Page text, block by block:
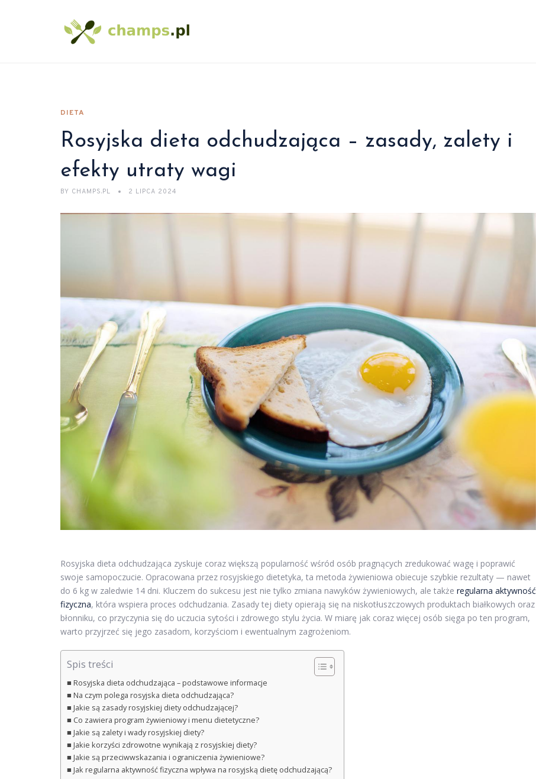
DIETA
Rosyjska dieta odchudzająca – zasady, zalety i
efekty utraty wagi
BY CHAMPS.PL 2 LIPCA 2024
Rosyjska dieta odchudzająca zyskuje coraz większą popularność wśród osób pragnących zredukować wagę i poprawić
swoje samopoczucie. Opracowana przez rosyjskiego dietetyka, ta metoda żywieniowa obiecuje szybkie rezultaty — nawet
do 6 kg w zaledwie 14 dni. Kluczem do sukcesu jest nie tylko zmiana nawyków żywieniowych, ale także regularna aktywność
fizyczna, która wspiera proces odchudzania. Zasady tej diety opierają się na niskotłuszczowych produktach białkowych oraz
błonniku, co przyczynia się do uczucia sytości i zdrowego stylu życia. W miarę jak coraz więcej osób sięga po ten program,
warto przyjrzeć się jego zasadom, korzyściom i ewentualnym zagrożeniom.
Spis treści
Rosyjska dieta odchudzająca – podstawowe informacje
Na czym polega rosyjska dieta odchudzająca?
Jakie są zasady rosyjskiej diety odchudzającej?
Co zawiera program żywieniowy i menu dietetyczne?
Jakie są zalety i wady rosyjskiej diety?
Jakie korzyści zdrowotne wynikają z rosyjskiej diety?
Jakie są przeciwwskazania i ograniczenia żywieniowe?
Jak regularna aktywność fizyczna wpływa na rosyjską dietę odchudzającą?